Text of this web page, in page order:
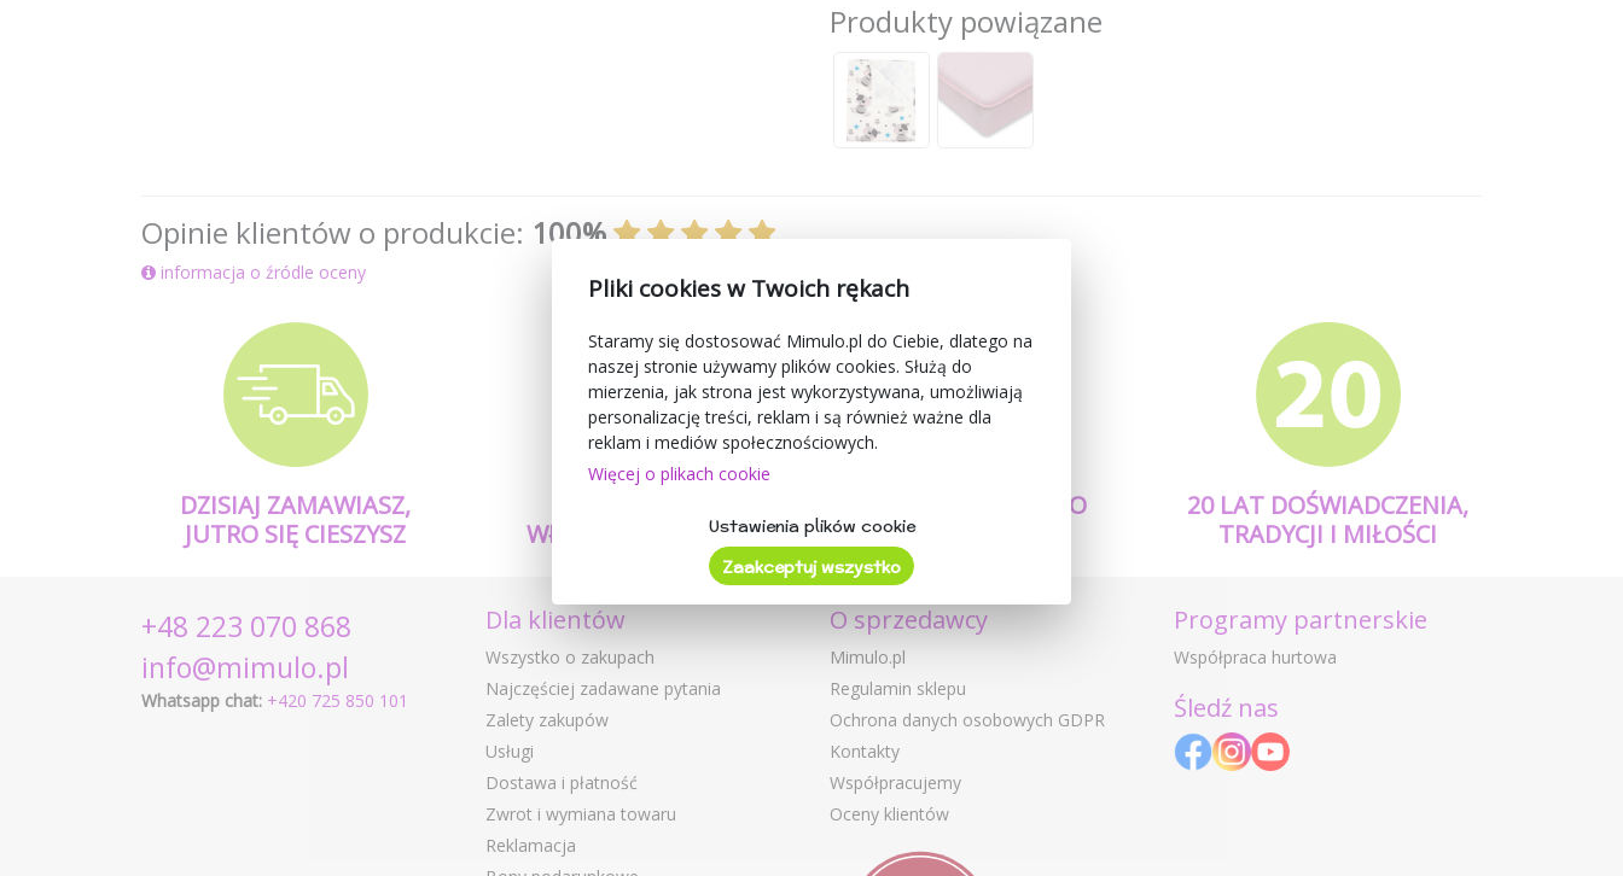
Produkty powiązane
Opinie klientów o produkcie: 100%
informacja o źródle oceny
DZISIAJ ZAMAWIASZ,
JUTRO SIĘ CIESZYSZ
WŁASNE PRODUKTY
BEZPIECZEŃSTWO
20 LAT DOŚWIADCZENIA,
TRADYCJI I MIŁOŚCI
+48 223 070 868
info@mimulo.pl
Whatsapp chat: +420 725 850 101
Dla klientów
Wszystko o zakupach
Najczęściej zadawane pytania
Zalety zakupów
Usługi
Dostawa i płatność
Zwrot i wymiana towaru
Reklamacja
O sprzedawcy
Mimulo.pl
Regulamin sklepu
Ochrona danych osobowych GDPR
Kontakty
Współpracujemy
Oceny klientów
Programy partnerskie
Współpraca hurtowa
Śledź nas
Pliki cookies w Twoich rękach
Staramy się dostosować Mimulo.pl do Ciebie, dlatego na
naszej stronie używamy plików cookies. Służą do
mierzenia, jak strona jest wykorzystywana, umożliwiają
personalizację treści, reklam i są również ważne dla
reklam i mediów społecznościowych.
Więcej o plikach cookie
Ustawienia plików cookie
Zaakceptuj wszystko